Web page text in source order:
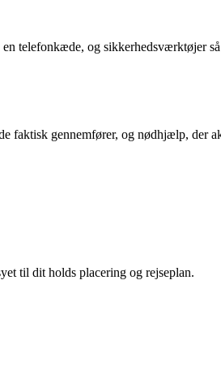
telefonkæde, og sikkerhedsværktøjer så
faktisk gennemfører, og nødhjælp, der
til dit holds placering og rejseplan.